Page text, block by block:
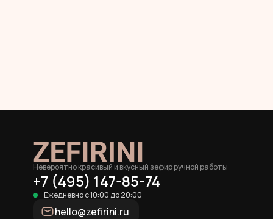
Невероятно красивый и вкусный зефир ручной работы
+7 (495) 147-85-74
Ежедневно с 10:00 до 20:00
hello@zefirini.ru